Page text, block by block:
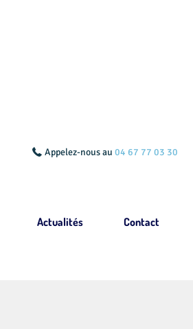
Appelez-nous au 04 67 77 03 30
Actualités Contact